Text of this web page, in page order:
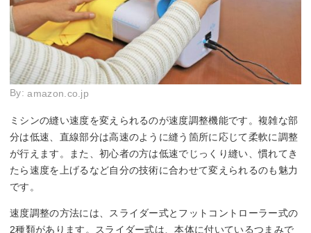
By:amazon.co.jp
ミシンの縫い速度を変えられるのが速度調整機能です。複雑な部
分は低速、直線部分は高速のように縫う箇所に応じて柔軟に調整
が行えます。また、初心者の方は低速でじっくり縫い、慣れてき
たら速度を上げるなど自分の技術に合わせて変えられるのも魅力
です。
速度調整の方法には、スライダー式とフットコントローラー式の
2種類があります。スライダー式は、本体に付いているつまみで